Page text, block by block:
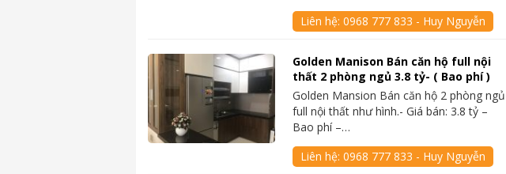
Liên hệ:0968 777 833 - Huy Nguyễn
Golden Manison Bán căn hộ full nội
thất 2 phòng ngủ 3.8 tỷ- ( Bao phí )
Golden Mansion Bán căn hộ 2 phòng ngủ
full nội thất như hình.- Giá bán: 3.8 tỷ –
Bao phí –…
Liên hệ:0968 777 833 - Huy Nguyễn